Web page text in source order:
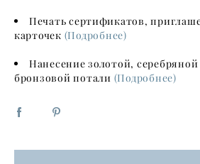
Печать сертификатов,
карточек (Подробнее)
Нанесение золотой,
бронзовой потали (Подробнее)